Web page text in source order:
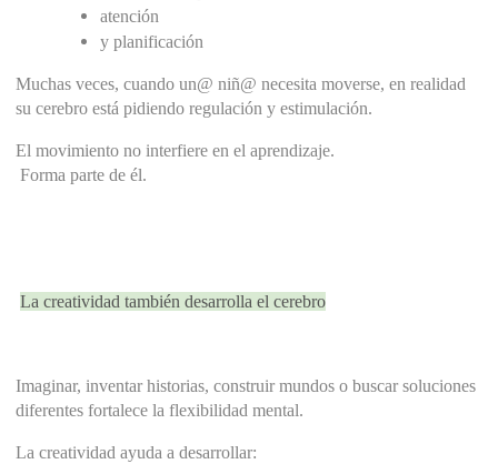
atención
y planificación
Muchas veces, cuando un@ niñ@ necesita moverse, en realidad
su cerebro está pidiendo regulación y estimulación.
El movimiento no interfiere en el aprendizaje.
Forma parte de él.
La creatividad también desarrolla el cerebro
Imaginar, inventar historias, construir mundos o buscar soluciones
diferentes fortalece la flexibilidad mental.
La creatividad ayuda a desarrollar: